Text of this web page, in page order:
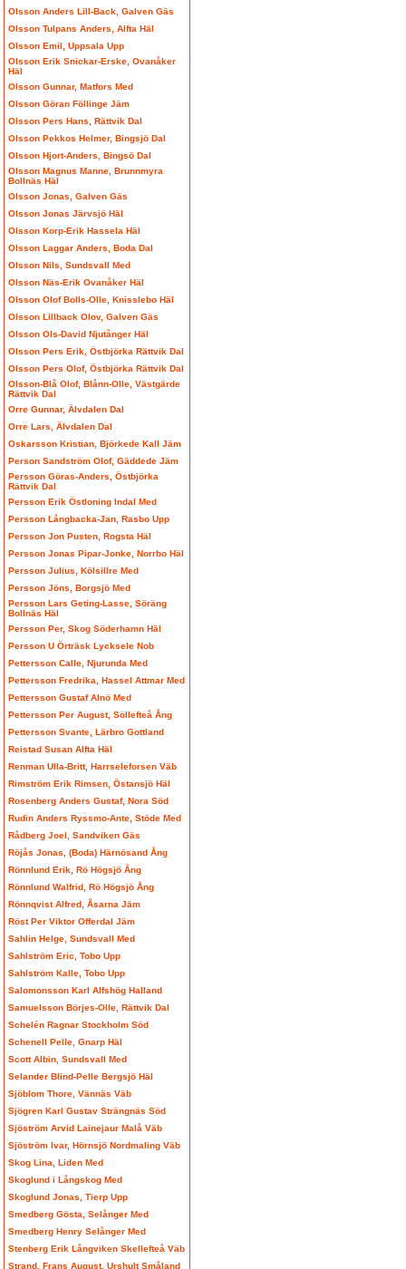
Olsson Anders Lill-Back, Galven Gäs
Olsson Tulpans Anders, Alfta Häl
Olsson Emil, Uppsala Upp
Olsson Erik Snickar-Erske, Ovanåker
Häl
Olsson Gunnar, Matfors Med
Olsson Göran Föllinge Jäm
Olsson Pers Hans, Rättvik Dal
Olsson Pekkos Helmer, Bingsjö Dal
Olsson Hjort-Anders, Bingsö Dal
Olsson Magnus Manne, Brunnmyra
Bollnäs Häl
Olsson Jonas, Galven Gäs
Olsson Jonas Järvsjö Häl
Olsson Korp-Erik Hassela Häl
Olsson Laggar Anders, Boda Dal
Olsson Nils, Sundsvall Med
Olsson Näs-Erik Ovanåker Häl
Olsson Olof Bolls-Olle, Knisslebo Häl
Olsson Lillback Olov, Galven Gäs
Olsson Ols-David Njutånger Häl
Olsson Pers Erik, Östbjörka Rättvik Dal
Olsson Pers Olof, Östbjörka Rättvik Dal
Olsson-Blå Olof, Blånn-Olle, Västgärde
Rättvik Dal
Orre Gunnar, Älvdalen Dal
Orre Lars, Älvdalen Dal
Oskarsson Kristian, Björkede Kall Jäm
Person Sandström Olof, Gäddede Jäm
Persson Göras-Anders, Östbjörka
Rättvik Dal
Persson Erik Östloning Indal Med
Persson Långbacka-Jan, Rasbo Upp
Persson Jon Pusten, Rogsta Häl
Persson Jonas Pipar-Jonke, Norrbo Häl
Persson Julius, Kölsillre Med
Persson Jöns, Borgsjö Med
Persson Lars Geting-Lasse, Söräng
Bollnäs Häl
Persson Per, Skog Söderhamn Häl
Persson U Örträsk Lycksele Nob
Pettersson Calle, Njurunda Med
Pettersson Fredrika, Hassel Attmar Med
Pettersson Gustaf Alnö Med
Pettersson Per August, Sollefteå Ång
Pettersson Svante, Lärbro Gottland
Reistad Susan Alfta Häl
Renman Ulla-Britt, Harrseleforsen Väb
Rimström Erik Rimsen, Östansjö Häl
Rosenberg Anders Gustaf, Nora Söd
Rudin Anders Ryssmo-Ante, Stöde Med
Rådberg Joel, Sandviken Gäs
Röjås Jonas, (Boda) Härnösand Ång
Rönnlund Erik, Rö Högsjö Ång
Rönnlund Walfrid, Rö Högsjö Ång
Rönnqvist Alfred, Åsarna Jäm
Röst Per Viktor Offerdal Jäm
Sahlin Helge, Sundsvall Med
Sahlström Eric, Tobo Upp
Sahlström Kalle, Tobo Upp
Salomonsson Karl Alfshög Halland
Samuelsson Börjes-Olle, Rättvik Dal
Schelén Ragnar Stockholm Söd
Schenell Pelle, Gnarp Häl
Scott Albin, Sundsvall Med
Selander Blind-Pelle Bergsjö Häl
Sjöblom Thore, Vännäs Väb
Sjögren Karl Gustav Strängnäs Söd
Sjöström Arvid Lainejaur Malå Väb
Sjöström Ivar, Hörnsjö Nordmaling Väb
Skog Lina, Liden Med
Skoglund i Långskog Med
Skoglund Jonas, Tierp Upp
Smedberg Gösta, Selånger Med
Smedberg Henry Selånger Med
Stenberg Erik Långviken Skellefteå Väb
Strand, Frans August, Urshult Småland